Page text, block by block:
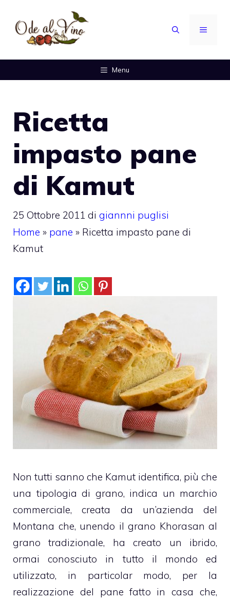
contenuto
MENU
Menu
Ricetta
impasto pane
di Kamut
25 Ottobre 2011 di giannni puglisi
Home » pane » Ricetta impasto pane di
Kamut
Non tutti sanno che Kamut identifica, più che
una tipologia di grano, indica un marchio
commerciale, creata da un’azienda del
Montana che, unendo il grano Khorasan al
grano tradizionale, ha creato un ibrido,
ormai conosciuto in tutto il mondo ed
utilizzato, in particolar modo, per la
realizzazione del pane fatto in casa che,